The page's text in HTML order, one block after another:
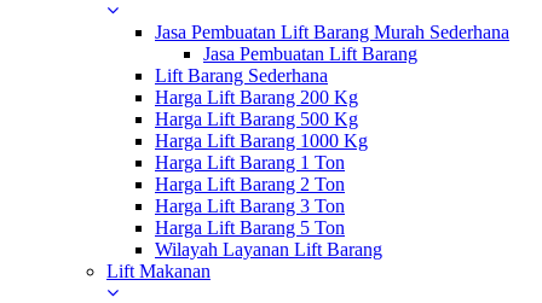
Jasa Pembuatan Lift Barang Murah Sederhana
Jasa Pembuatan Lift Barang
Lift Barang Sederhana
Harga Lift Barang 200 Kg
Harga Lift Barang 500 Kg
Harga Lift Barang 1000 Kg
Harga Lift Barang 1 Ton
Harga Lift Barang 2 Ton
Harga Lift Barang 3 Ton
Harga Lift Barang 5 Ton
Wilayah Layanan Lift Barang
Lift Makanan